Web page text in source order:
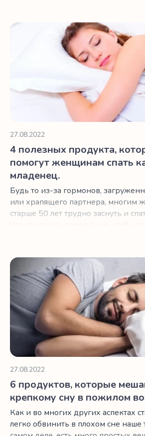
4 полезных продукта, которые
27.08.2022
4 полезных продукта,
помогут женщинам спать
младенец.
Будь то из-за гормонов,
или храпящего партнера, многим
старше 50 лет трудно заснуть и
6 продуктов, которые мешают
27.08.2022
6 продуктов, которые
крепкому сну в пожилом
Как и во многих других аспектах
легко обвинить в плохом сне наше